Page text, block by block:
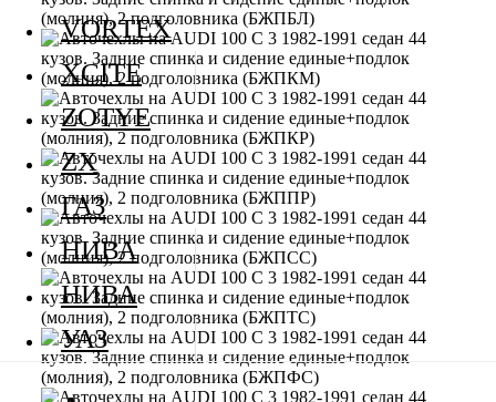
VORTEX
XCITE
ZOTYE
ZX
ГАЗ
НИВА
НИВА
УАЗ